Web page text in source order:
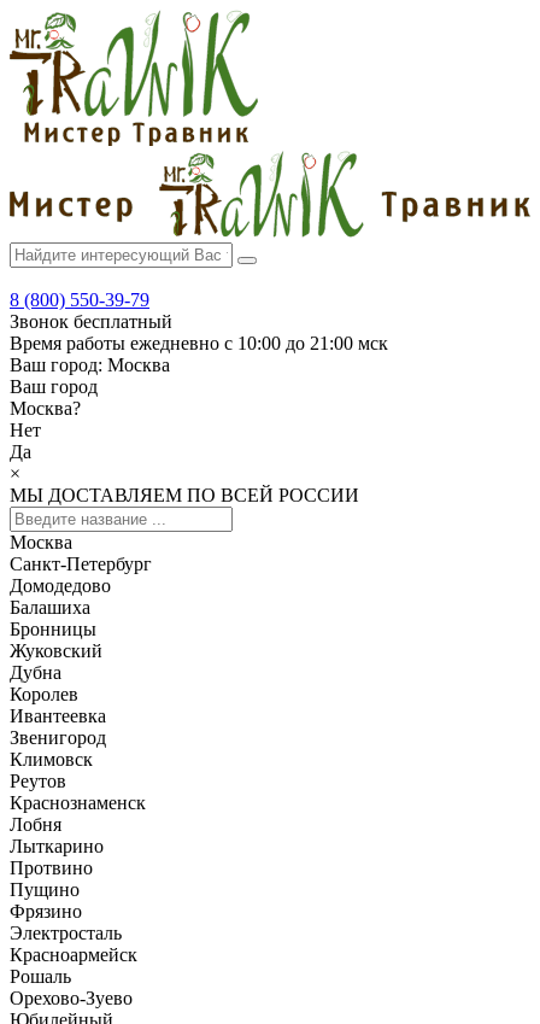
8 (800) 550-39-79
Звонок бесплатный
Время работы ежедневно с 10:00 до 21:00 мск
Ваш город: Москва
Ваш город
Москва?
Нет
Да
×
МЫ ДОСТАВЛЯЕМ ПО ВСЕЙ РОССИИ
Москва
Санкт-Петербург
Домодедово
Балашиха
Бронницы
Жуковский
Дубна
Королев
Ивантеевка
Звенигород
Климовск
Реутов
Краснознаменск
Лобня
Лыткарино
Протвино
Пущино
Фрязино
Электросталь
Красноармейск
Рошаль
Орехово-Зуево
Юбилейный